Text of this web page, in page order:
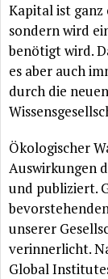
Kapital ist
sondern wird
benötigtwird.
es aber auch
durch die
Ökologischer
Auswirkungen
und publiziert.
unserer
verinnerlicht.
Global